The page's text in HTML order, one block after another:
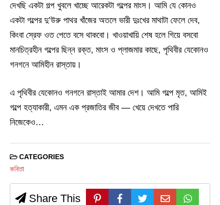
দেখছি একটা গল্প খুবলে খাচ্ছে আরেকটা গল্পের মাংস। আমি যে কোনও
একটা গল্পের দু’উরু পাথর খাঁজের অতলে ভারী দুঃখের মাথাটা ফেলে দেব,
কিংবা স্রেফ ওত পেতে বসে থাকবো। খাওয়াখায়ি শেষ হলে গিয়ে বসবো
মানচিত্রহীন গল্পের ছিন্ন রক্ত, মাংস ও প্লাজমার কাছে, পৃথিবীর যেকোনও
গনগনে আমিহীন রাস্তায়।
এ পৃথিবীর যেকোনও গনগনে রাস্তাই আমার দেশ। আমি গল্পে মৃত, আমিই
গল্পে হত্যাকারী, এমন এক প্রজাতির জীব — খেয়ে দেখতে পারি
নিজেকেও…
CATEGORIES
কবিতা
Share This